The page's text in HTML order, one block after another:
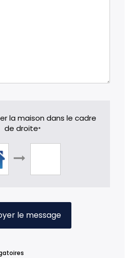
la maison dans le cadre
de droite*
le message